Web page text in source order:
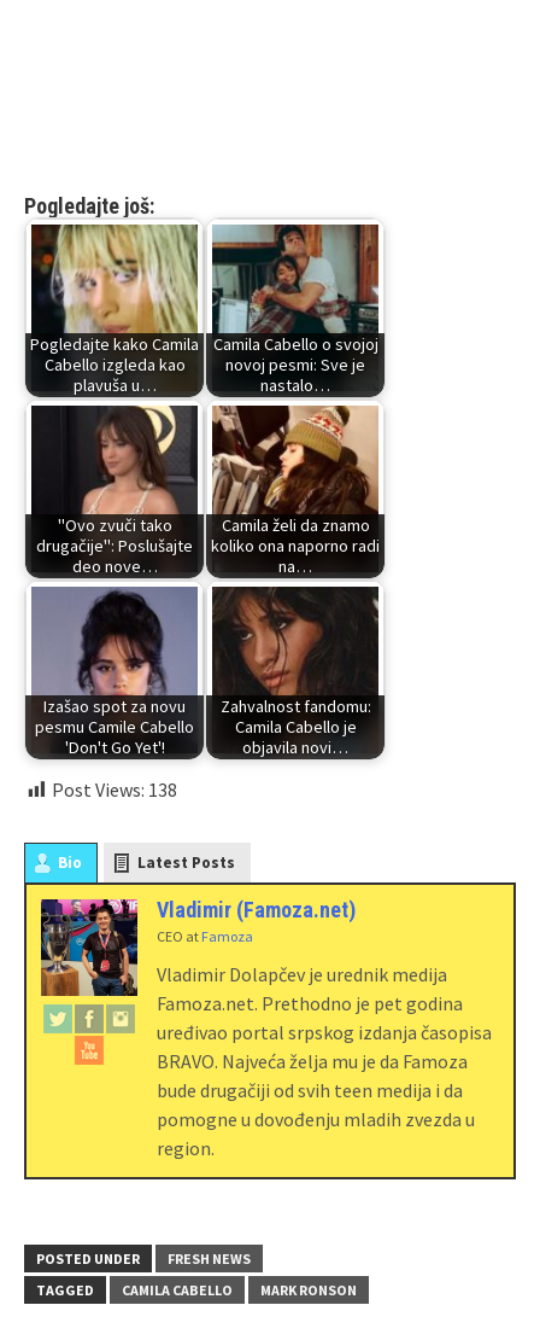
Pogledajte još:
Pogledajte kako Camila
Cabello izgleda kao
plavuša u…
Camila Cabello o svojoj
novoj pesmi: Sve je
nastalo…
"Ovo zvuči tako
drugačije": Poslušajte
deo nove…
Camila želi da znamo
koliko ona naporno radi
na…
Izašao spot za novu
pesmu Camile Cabello
'Don't Go Yet'!
Zahvalnost fandomu:
Camila Cabello je
objavila novi…
Post Views: 138
Bio Latest Posts
Vladimir (Famoza.net)
CEO at Famoza
Vladimir Dolapčev je urednik medija
Famoza.net. Prethodno je pet godina
uređivao portal srpskog izdanja časopisa
BRAVO. Najveća želja mu je da Famoza
bude drugačiji od svih teen medija i da
pomogne u dovođenju mladih zvezda u
region.
POSTED UNDER
FRESH NEWS
TAGGED
CAMILA CABELLO MARK RONSON